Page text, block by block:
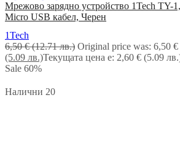
Мрежово зарядно устройство 1Tech TY-
Micro USB кабел, Черен
1Tech
6,50€ (12.71 лв.) Original price was: 6,50
(5.09 лв.)Текущата цена е: 2,60 € (5.09
Sale 60%
Налични 20